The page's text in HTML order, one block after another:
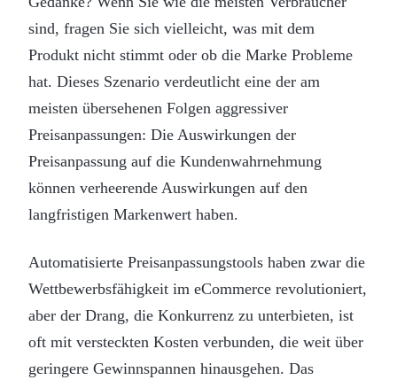
sind, fragen Sie sich vielleicht, was mit dem
Produkt nicht stimmt oder ob die Marke Probleme
hat. Dieses Szenario verdeutlicht eine der am
meisten übersehenen Folgen aggressiver
Preisanpassungen: Die Auswirkungen der
Preisanpassung auf die Kundenwahrnehmung
können verheerende Auswirkungen auf den
langfristigen Markenwert haben.
Automatisierte Preisanpassungstools haben zwar die
Wettbewerbsfähigkeit im eCommerce revolutioniert,
aber der Drang, die Konkurrenz zu unterbieten, ist
oft mit versteckten Kosten verbunden, die weit über
geringere Gewinnspannen hinausgehen. Das